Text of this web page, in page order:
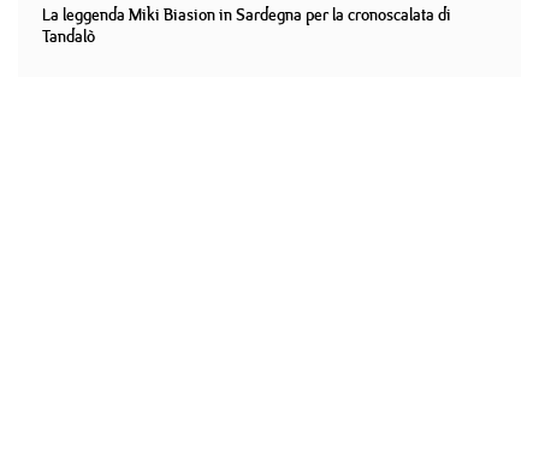
La leggenda Miki Biasion in Sardegna per la cronoscalata di
Tandalò